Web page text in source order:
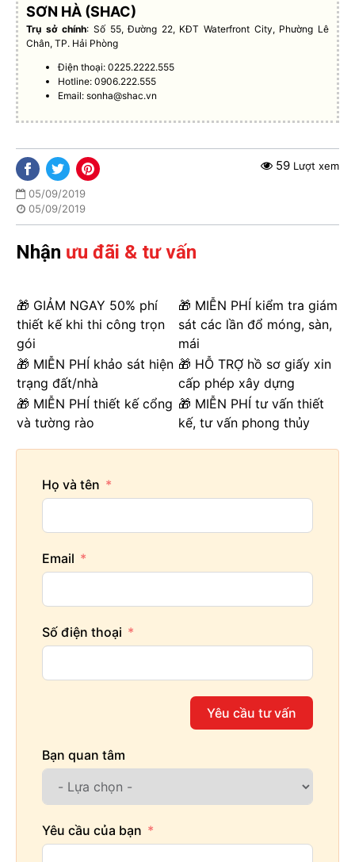
SƠN HÀ (SHAC)
Trụ sở chính: Số 55, Đường 22, KĐT Waterfront City, Phường Lê
Chân, TP. Hải Phòng
Điện thoại: 0225.2222.555
Hotline: 0906.222.555
Email:sonha@shac.vn
05/09/2019
05/09/2019
59 Lượt xem
Nhận ưu đãi & tư vấn
🎁 GIẢM NGAY 50% phí
thiết kế khi thi công trọn
gói
🎁 MIỄN PHÍ kiểm tra giám
sát các lần đổ móng, sàn,
mái
🎁 MIỄN PHÍ khảo sát hiện
trạng đất/nhà
🎁 HỖ TRỢ hồ sơ giấy xin
cấp phép xây dựng
🎁 MIỄN PHÍ thiết kế cổng
và tường rào
🎁 MIỄN PHÍ tư vấn thiết
kế, tư vấn phong thủy
Họ và tên
Email
Số điện thoại
Yêu cầu tư vấn
Bạn quan tâm
Yêu cầu của bạn